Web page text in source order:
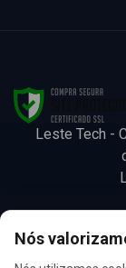
Leste Tech -
Leste Tech
Nós